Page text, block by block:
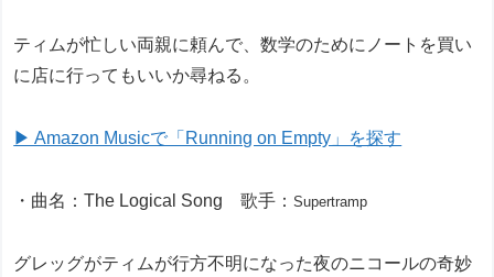
ティムが忙しい両親に頼んで、数学のためにノートを買い
に店に行ってもいいか尋ねる。
▶ Amazon Musicで「Running on Empty」を探す
・曲名：The Logical Song 歌手：Supertramp
グレッグがティムが行方不明になった夜のニコールの奇妙